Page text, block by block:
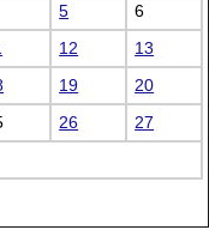
5
6
12
13
19
20
26
27